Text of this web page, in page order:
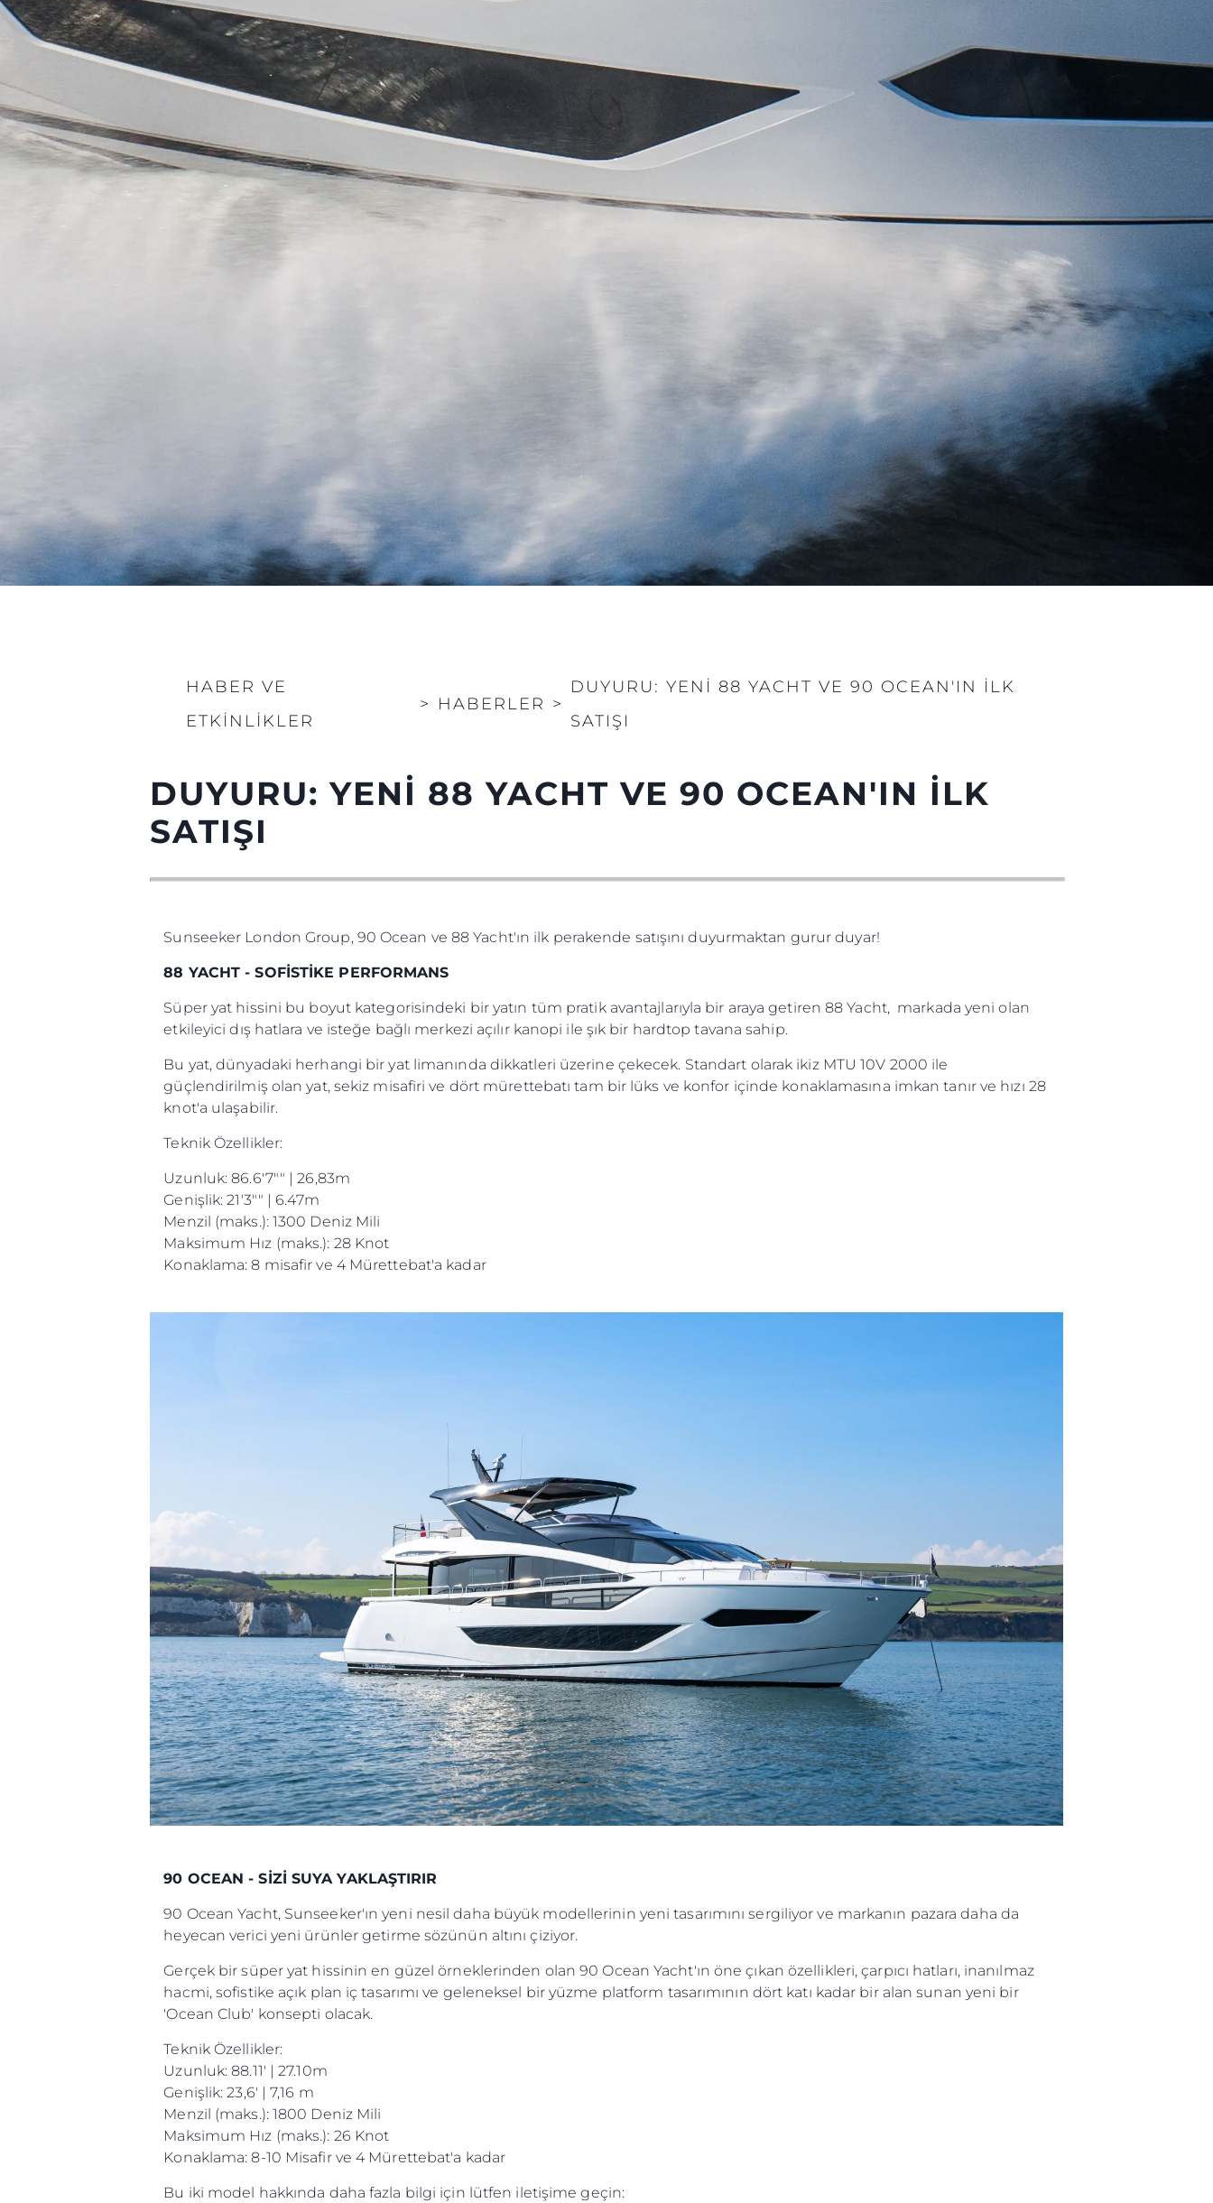
HABER VE
ETKINLIKLER
> HABERLER >
DUYURU: YENİ 88 YACHT VE 90 OCEAN'IN İLK
SATIŞI
DUYURU: YENİ 88 YACHT VE 90 OCEAN'IN İLK
SATIŞI
Sunseeker London Group, 90 Ocean ve 88 Yacht'ın ilk perakende satışını duyurmaktan gurur duyar!
88 YACHT - SOFİSTİKE PERFORMANS
Süper yat hissini bu boyut kategorisindeki bir yatın tüm pratik avantajlarıyla bir araya getiren 88 Yacht, markada yeni olan
etkileyici dış hatlara ve isteğe bağlı merkezi açılır kanopi ile şık bir hardtop tavana sahip.
Bu yat, dünyadaki herhangi bir yat limanında dikkatleri üzerine çekecek. Standart olarak ikiz MTU 10V 2000 ile
güçlendirilmiş olan yat, sekiz misafiri ve dört mürettebatı tam bir lüks ve konfor içinde konaklamasına imkan tanır ve hızı 28
knot'a ulaşabilir.
Teknik Özellikler:
Uzunluk: 86.6'7"" | 26,83m
Genişlik: 21'3"" | 6.47m
Menzil (maks.): 1300 Deniz Mili
Maksimum Hız (maks.): 28 Knot
Konaklama: 8 misafir ve 4 Mürettebat'a kadar
90 OCEAN - SİZİ SUYA YAKLAŞTIRIR
90 Ocean Yacht, Sunseeker'ın yeni nesil daha büyük modellerinin yeni tasarımını sergiliyor ve markanın pazara daha da
heyecan verici yeni ürünler getirme sözünün altını çiziyor.
Gerçek bir süper yat hissinin en güzel örneklerinden olan 90 Ocean Yacht'ın öne çıkan özellikleri, çarpıcı hatları, inanılmaz
hacmi, sofistike açık plan iç tasarımı ve geleneksel bir yüzme platform tasarımının dört katı kadar bir alan sunan yeni bir
'Ocean Club' konsepti olacak.
Teknik Özellikler:
Uzunluk: 88.11' | 27.10m
Genişlik: 23,6' | 7,16 m
Menzil (maks.): 1800 Deniz Mili
Maksimum Hız (maks.): 26 Knot
Konaklama: 8-10 Misafir ve 4 Mürettebat'a kadar
Bu iki model hakkında daha fazla bilgi için lütfen iletişime geçin: